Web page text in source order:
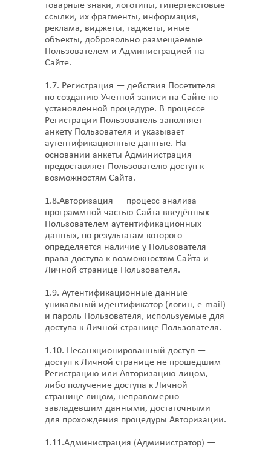
товарные знаки, логотипы, гипертекстовые
ссылки, их фрагменты, информация,
реклама, виджеты, гаджеты, иные
объекты, добровольно размещаемые
Пользователем и Администрацией на
Сайте.
1.7. Регистрация — действия Посетителя
по созданию Учетной записи на Сайте по
установленной процедуре. В процессе
Регистрации Пользователь заполняет
анкету Пользователя и указывает
аутентификационные данные. На
основании анкеты Администрация
предоставляет Пользователю доступ к
возможностям Сайта.
1.8.Авторизация — процесс анализа
программной частью Сайта введённых
Пользователем аутентификационных
данных, по результатам которого
определяется наличие у Пользователя
права доступа к возможностям Сайта и
Личной странице Пользователя.
1.9. Аутентификационные данные —
уникальный идентификатор (логин, e-mail)
и пароль Пользователя, используемые для
доступа к Личной странице Пользователя.
1.10. Несанкционированный доступ —
доступ к Личной странице не прошедшим
Регистрацию или Авторизацию лицом,
либо получение доступа к Личной
странице лицом, неправомерно
завладевшим данными, достаточными
для прохождения процедуры Авторизации.
1.11.Администрация (Администратор) —